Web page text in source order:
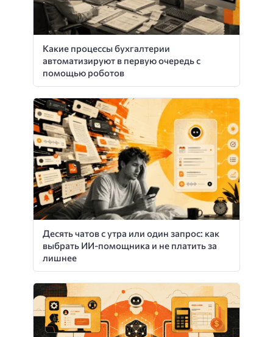
Какие процессы бухгалтерии
автоматизируют в первую очередь с
помощью роботов
Десять чатов с утра или один запрос: как
выбрать ИИ-помощника и не платить за
лишнее